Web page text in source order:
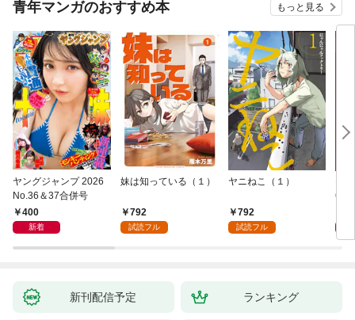
青年マンガのおすすめ本 もっと見る
ヤングジャンプ 2026
No.36＆37合併号
400
新着
妹は知っている（１）
792
試読フル
ヤニねこ（１）
792
試読フル
6・
新刊配信予定 ランキング